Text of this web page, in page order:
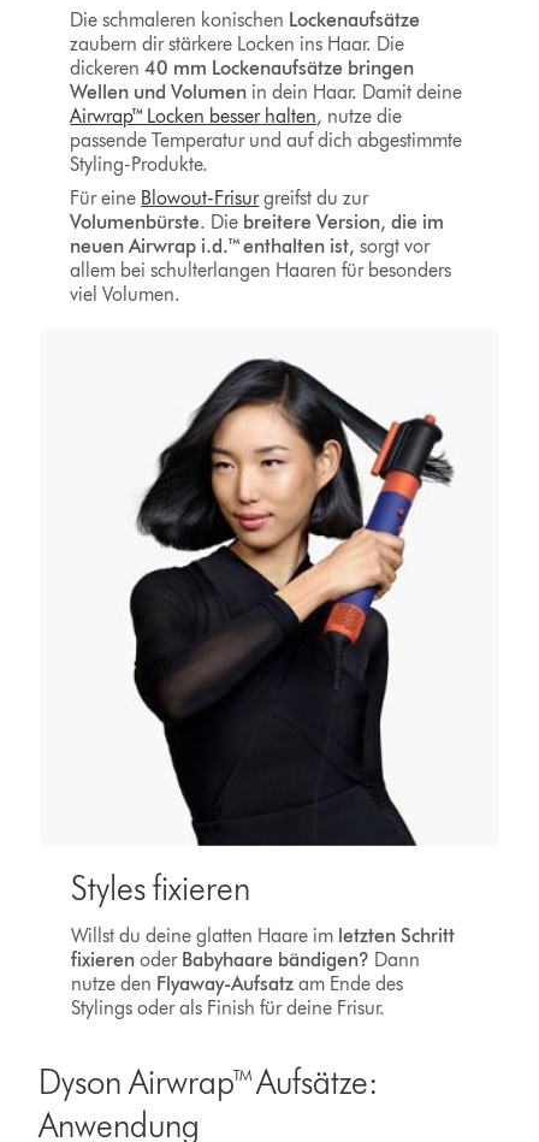
Die schmaleren konischen Lockenaufsätze
zaubern dir stärkere Locken ins Haar. Die
dickeren40 mm Lockenaufsätze bringen
Wellen und Volumen in dein Haar. Damit deine
Airwrap™ Locken besser halten, nutze die
passende Temperatur und auf dich abgestimmte
Styling-Produkte.
Für eine Blowout-Frisurgreifst du zur
Volumenbürste. Die breitere Version, die im
neuen Airwrap i.d.™ enthalten ist, sorgt vor
allem bei schulterlangen Haaren für besonders
viel Volumen.
Styles fixieren
Willst du deine glatten Haare im letzten Schritt
fixieren oder Babyhaare bändigen? Dann
nutze den Flyaway-Aufsatz am Ende des
Stylings oder als Finish für deine Frisur.
Dyson Airwrap™ Aufsätze:
Anwendung